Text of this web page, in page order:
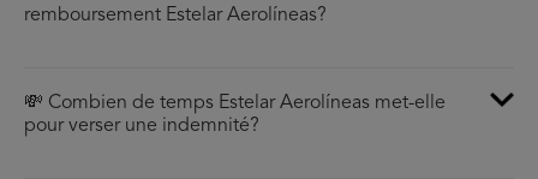
remboursement Estelar Aerolíneas?
💸 Combien de temps Estelar Aerolíneas met-elle
pour verser une indemnité?